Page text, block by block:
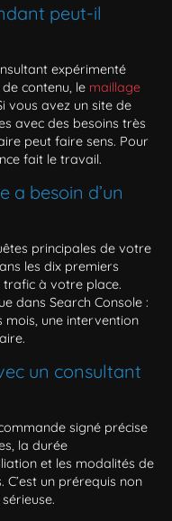
peut-il
expérimenté
contenu, le maillage
vous avez un site de
avec des besoins très
peut faire sens. Pour
fait le travail.
a besoin d’un
principales de votre
les dix premiers
trafic à votre place.
dans Search Console :
mois, une intervention
un consultant
signé précise
la durée
et les modalités de
un prérequis non